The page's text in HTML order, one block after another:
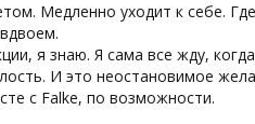
Медленно уходит к себе.
я знаю. Я сама все жду,
И это неостановимое
с Falke, по возможности.